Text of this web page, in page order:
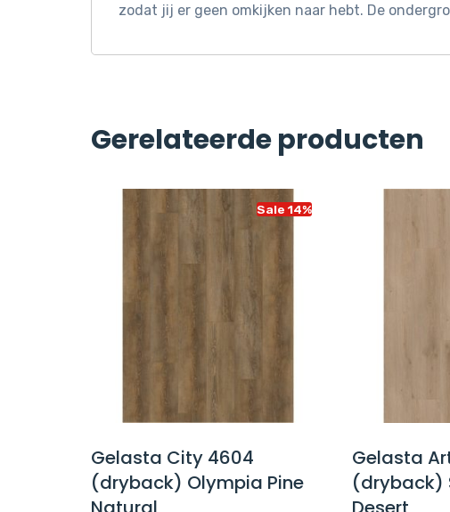
zodat jij er geen omkijken naar hebt. De
Gerelateerde producten
Sale 14%
Gelasta City 4604
(dryback) Olympia Pine
Gelasta
(dryback)